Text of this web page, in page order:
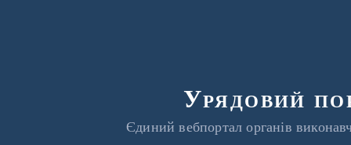
Урядовий
Єдиний вебпортал органів